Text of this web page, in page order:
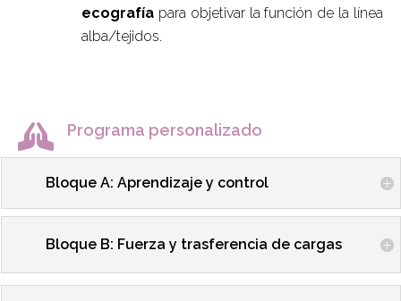
ecografía para objetivar la función de la línea
alba/tejidos.
 Programa personalizado
Bloque A: Aprendizaje y control
Bloque B: Fuerza y trasferencia de cargas